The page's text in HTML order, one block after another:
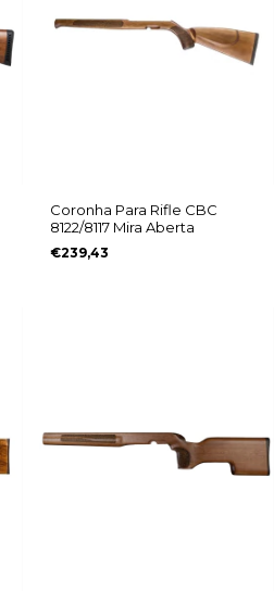
Coronha Para Rifle CBC
8122/8117 Mira Aberta
€239,43